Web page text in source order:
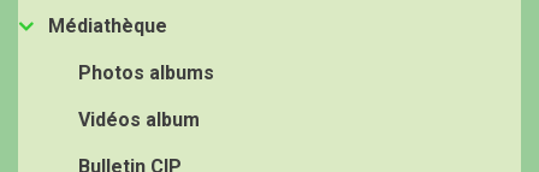
Médiathèque
Photos albums
Vidéos album
Bulletin CIP